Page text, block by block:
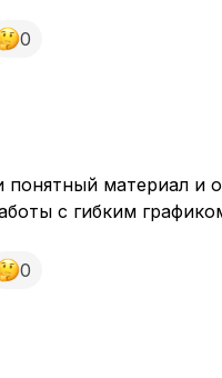
0
понятный материал и
с гибким
0